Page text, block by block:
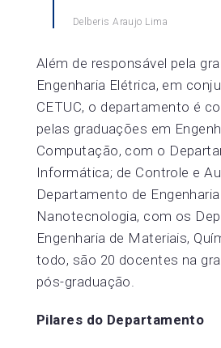
Delberis Araujo Lima
Além de responsável pela
Engenharia Elétrica, em
CETUC, o departamento é
pelas graduações em
Computação, com o
Informática; de Controle e
Departamento de
Nanotecnologia, com os
Engenharia de Materiais,
todo, são 20 docentes na
pós-graduação.
Pilares do Departamento